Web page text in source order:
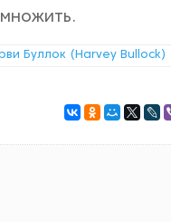
Буллок (Harvey Bullock)